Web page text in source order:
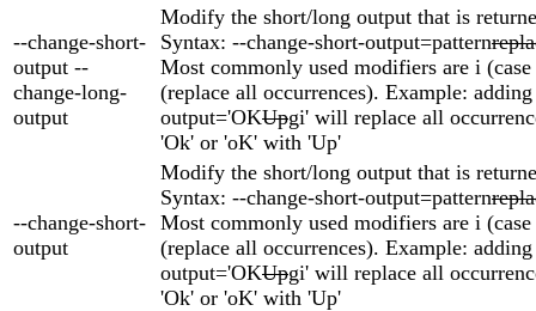
--change-short-
output --
change-long-
output
Modify the short/long output that is
Syntax: --change-short-output=pattern
Most commonly used modifiers are i
(replace all occurrences). Example:
output='OKUpgi' will replace all
'Ok' or 'oK' with 'Up'
--change-short-
output
Modify the short/long output that is
Syntax: --change-short-output=pattern
Most commonly used modifiers are i
(replace all occurrences). Example:
output='OKUpgi' will replace all
'Ok' or 'oK' with 'Up'